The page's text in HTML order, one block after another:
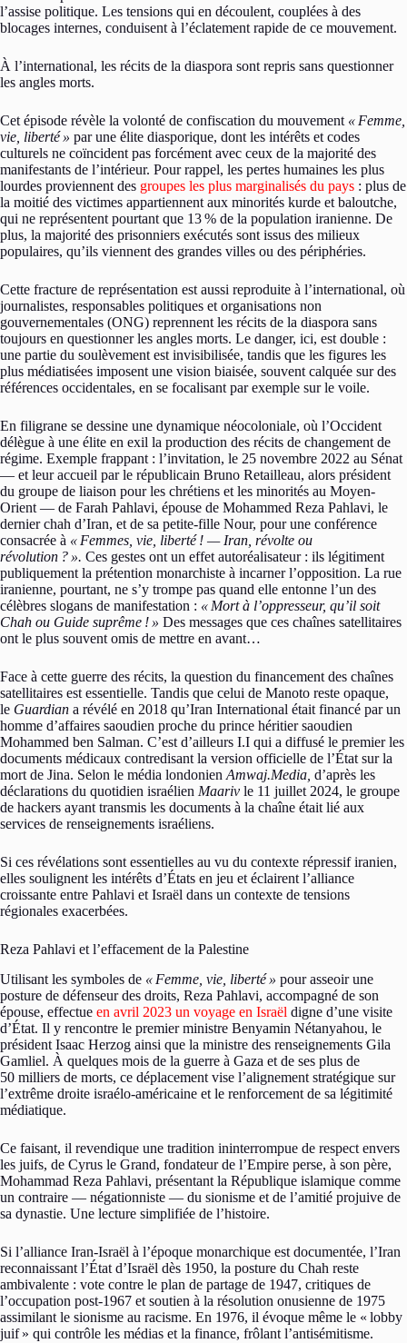
l’assise politique. Les tensions qui en découlent, couplées à des
blocages internes, conduisent à l’éclatement rapide de ce mouvement.
À l’international, les récits de la diaspora sont repris sans questionner
les angles morts.
Cet épisode révèle la volonté de confiscation du mouvement « Femme,
vie, liberté » par une élite diasporique, dont les intérêts et codes
culturels ne coïncident pas forcément avec ceux de la majorité des
manifestants de l’intérieur. Pour rappel, les pertes humaines les plus
lourdes proviennent des groupes les plus marginalisés du pays : plus de
la moitié des victimes appartiennent aux minorités kurde et baloutche,
qui ne représentent pourtant que 13% de la population iranienne. De
plus, la majorité des prisonniers exécutés sont issus des milieux
populaires, qu’ils viennent des grandes villes ou des périphéries.
Cette fracture de représentation est aussi reproduite à l’international, où
journalistes, responsables politiques et organisations non
gouvernementales (ONG) reprennent les récits de la diaspora sans
toujours en questionner les angles morts. Le danger, ici, est double :
une partie du soulèvement est invisibilisée, tandis que les figures les
plus médiatisées imposent une vision biaisée, souvent calquée sur des
références occidentales, en se focalisant par exemple sur le voile.
En filigrane se dessine une dynamique néocoloniale, où l’Occident
délègue à une élite en exil la production des récits de changement de
régime. Exemple frappant : l’invitation, le 25 novembre 2022 au Sénat
— et leur accueil par le républicain Bruno Retailleau, alors président
du groupe de liaison pour les chrétiens et les minorités au Moyen-
Orient — de Farah Pahlavi, épouse de Mohammed Reza Pahlavi, le
dernier chah d’Iran, et de sa petite-fille Nour, pour une conférence
consacrée à « Femmes, vie, liberté ! — Iran, révolte ou
révolution ? ». Ces gestes ont un effet autoréalisateur : ils légitiment
publiquement la prétention monarchiste à incarner l’opposition. La rue
iranienne, pourtant, ne s’y trompe pas quand elle entonne l’un des
célèbres slogans de manifestation : « Mort à l’oppresseur, qu’il soit
Chah ou Guide suprême ! » Des messages que ces chaînes satellitaires
ont le plus souvent omis de mettre en avant…
Face à cette guerre des récits, la question du financement des chaînes
satellitaires est essentielle. Tandis que celui de Manoto reste opaque,
le Guardian a révélé en 2018 qu’Iran International était financé par un
homme d’affaires saoudien proche du prince héritier saoudien
Mohammed ben Salman. C’est d’ailleurs I.I qui a diffusé le premier les
documents médicaux contredisant la version officielle de l’État sur la
mort de Jina. Selon le média londonien Amwaj.Media, d’après les
déclarations du quotidien israélien Maariv le 11 juillet 2024, le groupe
de hackers ayant transmis les documents à la chaîne était lié aux
services de renseignements israéliens.
Si ces révélations sont essentielles au vu du contexte répressif iranien,
elles soulignent les intérêts d’États en jeu et éclairent l’alliance
croissante entre Pahlavi et Israël dans un contexte de tensions
régionales exacerbées.
Reza Pahlavi et l’effacement de la Palestine
Utilisant les symboles de « Femme, vie, liberté » pour asseoir une
posture de défenseur des droits, Reza Pahlavi, accompagné de son
épouse, effectue en avril 2023 un voyage en Israël digne d’une visite
d’État. Il y rencontre le premier ministre Benyamin Nétanyahou, le
président Isaac Herzog ainsi que la ministre des renseignements Gila
Gamliel. À quelques mois de la guerre à Gaza et de ses plus de
50 milliers de morts, ce déplacement vise l’alignement stratégique sur
l’extrême droite israélo-américaine et le renforcement de sa légitimité
médiatique.
Ce faisant, il revendique une tradition ininterrompue de respect envers
les juifs, de Cyrus le Grand, fondateur de l’Empire perse, à son père,
Mohammad Reza Pahlavi, présentant la République islamique comme
un contraire — négationniste — du sionisme et de l’amitié projuive de
sa dynastie. Une lecture simplifiée de l’histoire.
Si l’alliance Iran-Israël à l’époque monarchique est documentée, l’Iran
reconnaissant l’État d’Israël dès 1950, la posture du Chah reste
ambivalente : vote contre le plan de partage de 1947, critiques de
l’occupation post-1967 et soutien à la résolution onusienne de 1975
assimilant le sionisme au racisme. En 1976, il évoque même le « lobby
juif » qui contrôle les médias et la finance, frôlant l’antisémitisme.